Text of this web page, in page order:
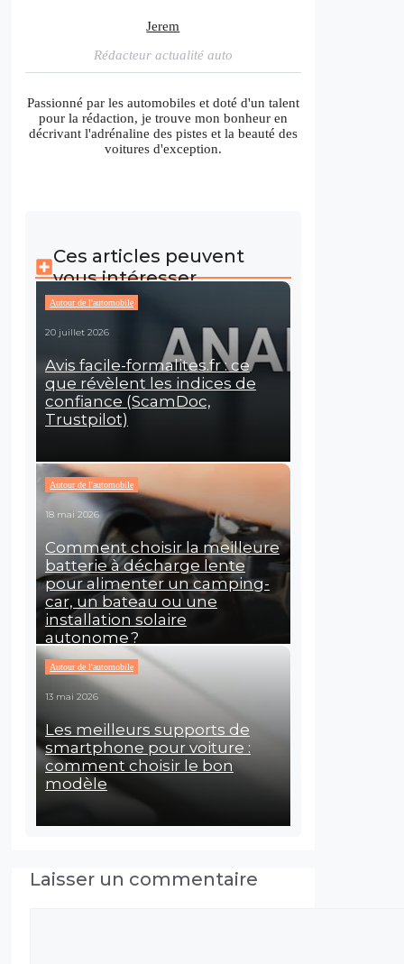
Jerem
Rédacteur actualité auto
Passionné par les automobiles et doté d'un talent
pour la rédaction, je trouve mon bonheur en
décrivant l'adrénaline des pistes et la beauté des
voitures d'exception.
Ces articles peuvent
vous intéresser
Autour de l'automobile
20 juillet 2026
Avis facile-formalites.fr : ce
que révèlent les indices de
confiance (ScamDoc,
Trustpilot)
Autour de l'automobile
18 mai 2026
Comment choisir la meilleure
batterie à décharge lente
pour alimenter un camping-
car, un bateau ou une
installation solaire
autonome ?
Autour de l'automobile
13 mai 2026
Les meilleurs supports de
smartphone pour voiture :
comment choisir le bon
modèle
Laisser un commentaire